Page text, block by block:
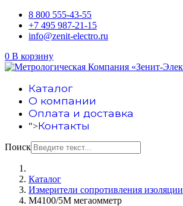
8 800 555-43-55
+7 495 987-21-15
info@zenit-electro.ru
0 В корзину
Каталог
О компании
Оплата и доставка
">Контакты
Поиск
Каталог
Измерители сопротивления изоляции
М4100/5М мегаомметр